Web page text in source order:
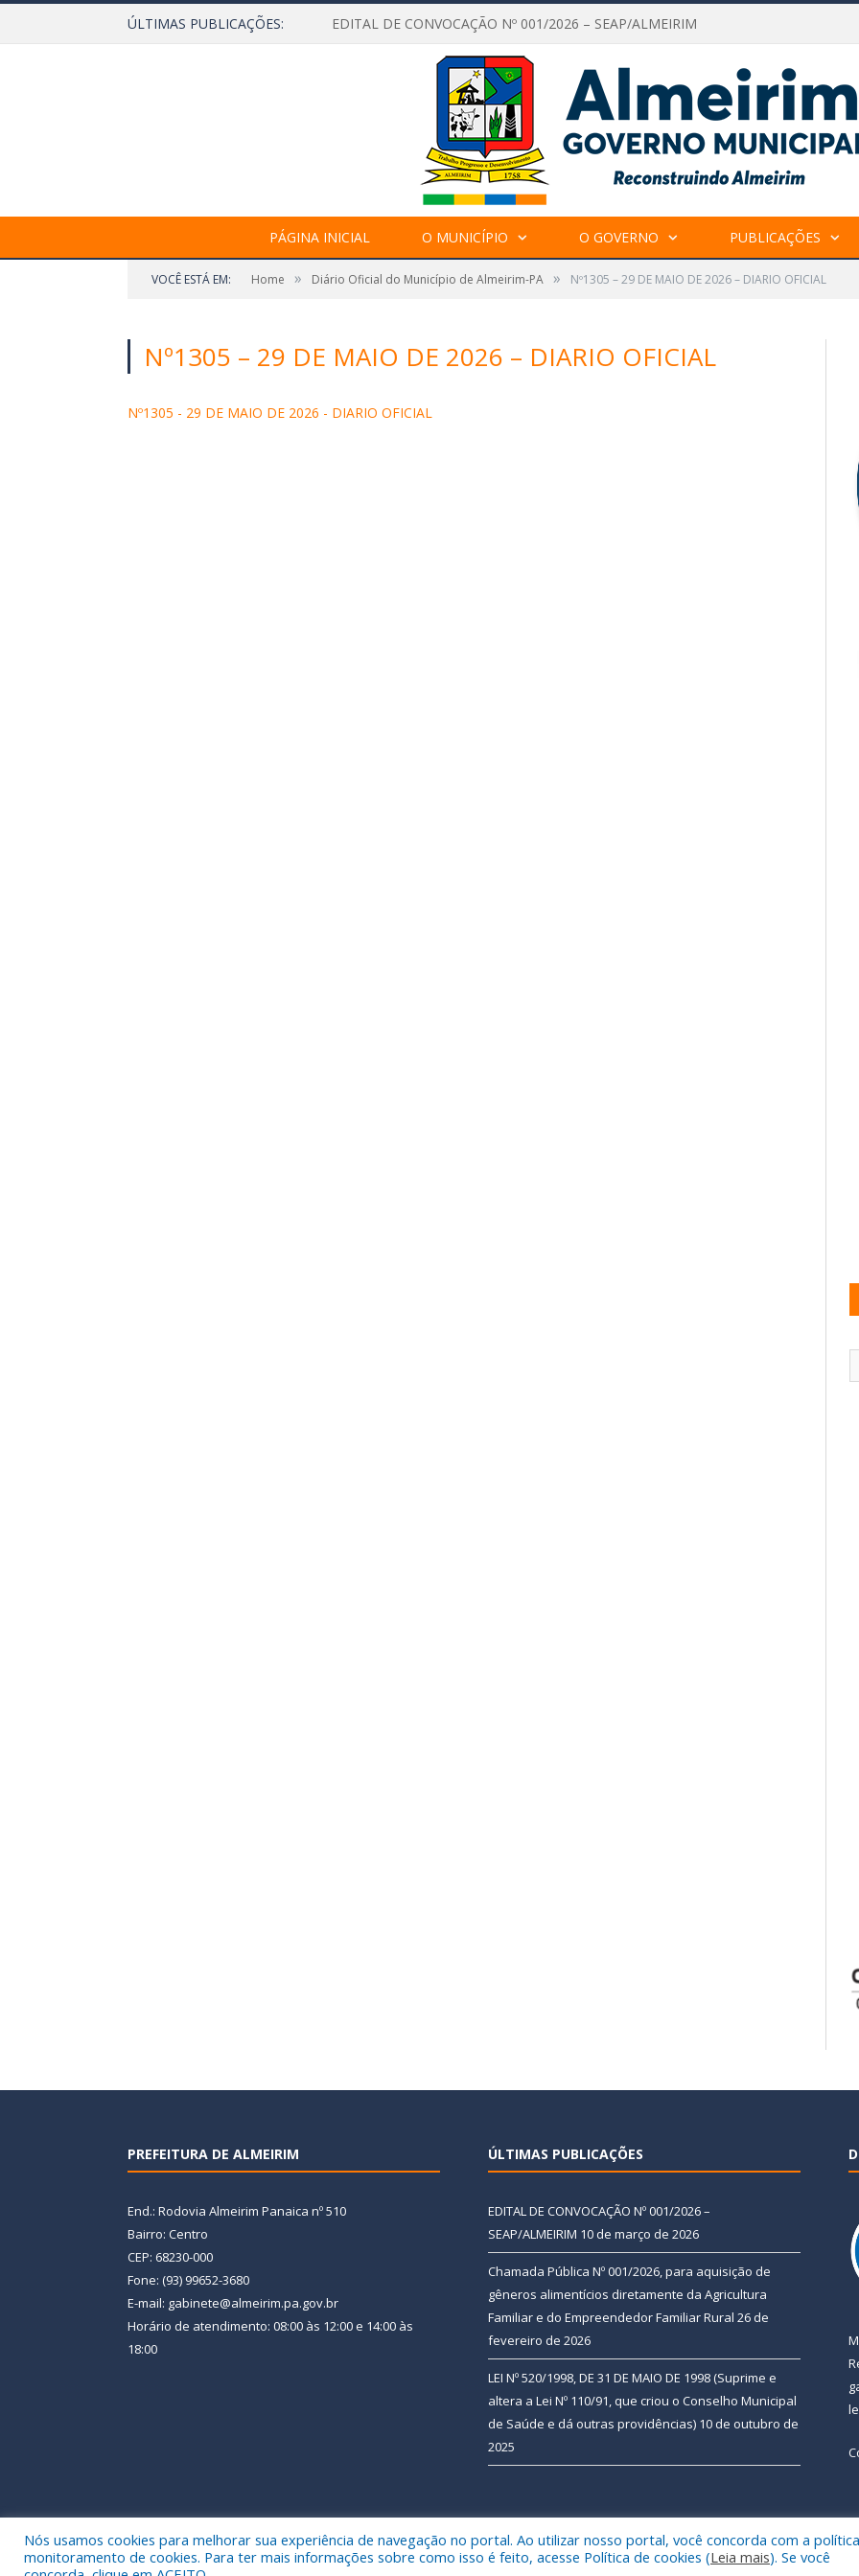
ÚLTIMAS PUBLICAÇÕES: EDITAL DE CONVOCAÇÃO Nº 001/2026 – SEAP/ALMEIRIM
PÁGINA INICIAL O MUNICÍPIO O GOVERNO PUBLICAÇÕES
VOCÊ ESTÁ EM: Home » Diário Oficial do Município de Almeirim-PA » Nº1305 – 29 DE MAIO DE 2026 – DIARIO OFICIAL
Nº1305 – 29 DE MAIO DE 2026 – DIARIO OFICIAL
Nº1305 - 29 DE MAIO DE 2026 - DIARIO OFICIAL
PREFEITURA DE ALMEIRIM
End.: Rodovia Almeirim Panaica nº 510
Bairro: Centro
CEP: 68230-000
Fone: (93) 99652-3680
E-mail: gabinete@almeirim.pa.gov.br
Horário de atendimento: 08:00 às 12:00 e 14:00 às
18:00
ÚLTIMAS PUBLICAÇÕES
EDITAL DE CONVOCAÇÃO Nº 001/2026 –
SEAP/ALMEIRIM 10 de março de 2026
Chamada Pública Nº 001/2026, para aquisição de
gêneros alimentícios diretamente da Agricultura
Familiar e do Empreendedor Familiar Rural 26 de
fevereiro de 2026
LEI Nº 520/1998, DE 31 DE MAIO DE 1998 (Suprime e
altera a Lei Nº 110/91, que criou o Conselho Municipal
de Saúde e dá outras providências) 10 de outubro de
2025
Todos os direitos reservados a Prefeitura Municipal de Almeirim. Mapa do Site
Nós usamos cookies para melhorar sua experiência de navegação no portal. Ao utilizar nosso portal, você concorda com a
monitoramento de cookies. Para ter mais informações sobre como isso é feito, acesse Política de cookies (Leia mais). Se você